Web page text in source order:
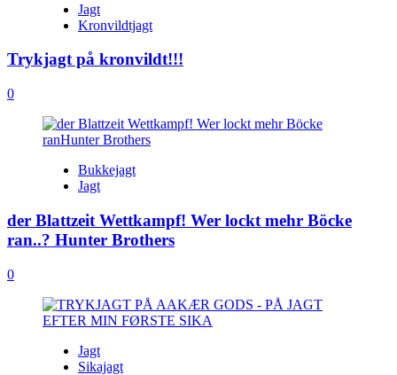
Jagt
Kronvildtjagt
Trykjagt på kronvildt!!!
0
Bukkejagt
Jagt
der Blattzeit Wettkampf! Wer lockt mehr Böcke
ran..? Hunter Brothers
0
Jagt
Sikajagt